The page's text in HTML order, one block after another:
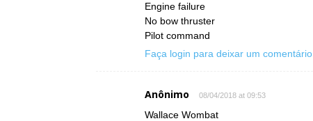
Engine failure
No bow thruster
Pilot command
Faça login para deixar um comentário
Anônimo 08/04/2018 at 09:53
Wallace Wombat